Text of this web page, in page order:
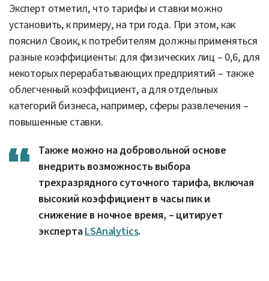
Эксперт отметил, что тарифы и ставки можно
установить, к примеру, на три года. При этом, как
пояснил Своик, к потребителям должны применяться
разные коэффициенты: для физических лиц – 0,6, для
некоторых перерабатывающих предприятий – также
облегченный коэффициент, а для отдельных
категорий бизнеса, например, сферы развлечения –
повышенные ставки.
Также можно на добровольной основе
внедрить возможность выбора
трехразрядного суточного тарифа, включая
высокий коэффициент в часы пик и
снижение в ночное время, – цитирует
экспертаLSAnalytics.